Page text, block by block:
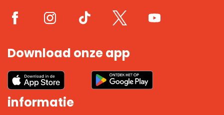
Download onze app
informatie